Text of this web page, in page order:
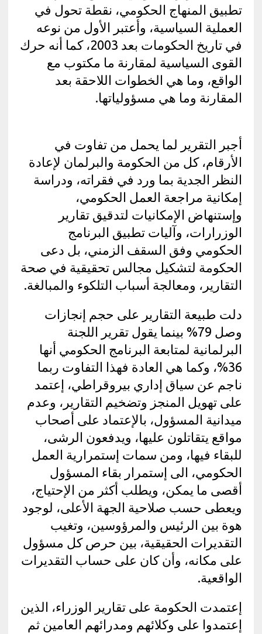
تطبيق المنهاج الحكومي، نقطة تحول في
العملية السياسية، وأعتبر الأول من نوعه
في تاريخ الحكومات بعد 2003، كما أنه حرك
القوى السياسية لمقارنة ما مكتوب مع
الواقع، وما هي الخطوات اللاحقة بعد
المقارنة وما هي مسؤولياتها.
أجبر التقرير لما يحمل من تفاوت في
الأرقام، كل من الحكومة والبرلمان لإعادة
النظر الجدية بما ورد في فقراته، ودراسة
إمكانية مراجعة العمل الحكومي،
وإستنهاض الإمكانيات لتدقيق تقارير
الوزرارات، وآليات تطبيق البرنامج
الحكومي وفق السقف الزمني، بل دعى
الحكومة لتشكيل مجالس تحقيقية في صحة
التقارير، ومعالجة أسباب التلكوء والمبالغة.
دلت طبيعة التقارير على حجم إنجازات
وصل 79% بينما يقول تقرير اللجنة
البرلمانية لمتابعة البرنامج الحكومي أنها
36%، وكما هي العادة فهذا التفاوت ربما
ناجم عن سياق إداري بيروقراطي، إعتمد
على تهويل المنجز وتضخيم التقارير، وعدم
ميدانية المسؤول، بالإعتماد على أصحاب
مواقع يتقاتلون عليها، ويدفعون الرشى،
للبقاء فيها، ومن سمات إستمرارية العمل
الحكومي، الى إستمرار بقاء المسؤول
أقصى ما يمكن، ويطلب أكثر من الإحتياج،
ويعطى حسب صلاحية الجهة الأعلى، لوجود
هوة بين الرئيس والمرؤوسين، وتغيب
التقديرات الحقيقية، بين حرص كل مسؤول
على مكانه، وأن كان على حساب التقديرات
الواقعية.
إعتمدت الحكومة على تقارير الوزراء، الذين
إعتمدوا على وكلائهم ومدرائهم العامين ثم